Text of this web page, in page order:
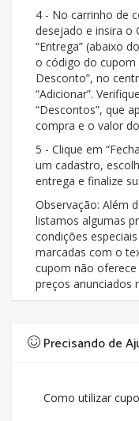
4 - No carrinho de
desejado e insira o
“Entrega” (abaixo
o código do cupom
Desconto”, no
“Adicionar”.
“Descontos”, que
compra e o valor
5 - Clique em
um cadastro,
entrega e finalize
Observação: Além
listamos algumas
condições
marcadas com o
cupom não
preços anunciados
Precisando de
Como utilizar